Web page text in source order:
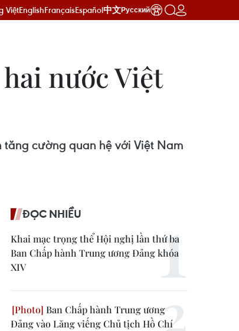
ViệtEnglishFrançaisEspañol中文Русский
nước Việt
cường quan hệ với Việt Nam
ĐỌC NHIỀU
Khai mạc trọng thể Hội nghị lần thứ ba
Ban Chấp hành Trung ương Đảng khóa
XIV
Ban Chấp hành Trung ương
Đảng vào Lăng viếng Chủ tịch Hồ Chí